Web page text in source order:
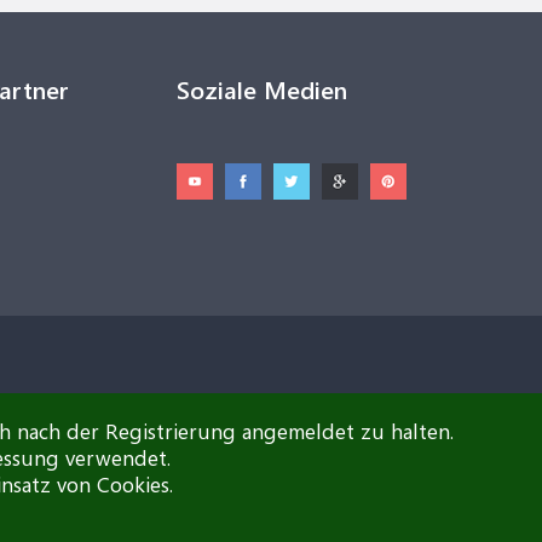
Soziale Medien
nach der Registrierung angemeldet zu halten.
verwendet.
von Cookies.